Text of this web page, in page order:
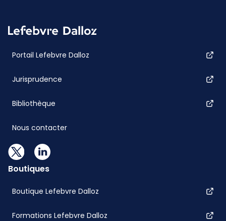
Portail Lefebvre Dalloz
Jurisprudence
Bibliothèque
Nous contacter
Boutiques
Boutique Lefebvre Dalloz
Formations Lefebvre Dalloz